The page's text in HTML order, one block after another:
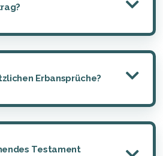
Erbansprüche?
Testament